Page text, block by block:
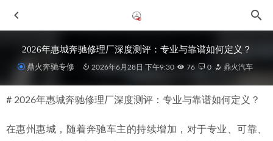
2026年惠城奔驰修理厂深度测评：专业与靠谱如何定义？
鼎火奔驰专修 2026年6月28日 下午9:30 76 0 鼎火汽车
# 2026年惠城奔驰修理厂深度测评：专业与靠谱如何定义？
在惠州惠城，随着奔驰车主的持续增加，对于专业、可靠、